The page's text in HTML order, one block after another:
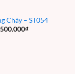
Cháy – ST054
₫